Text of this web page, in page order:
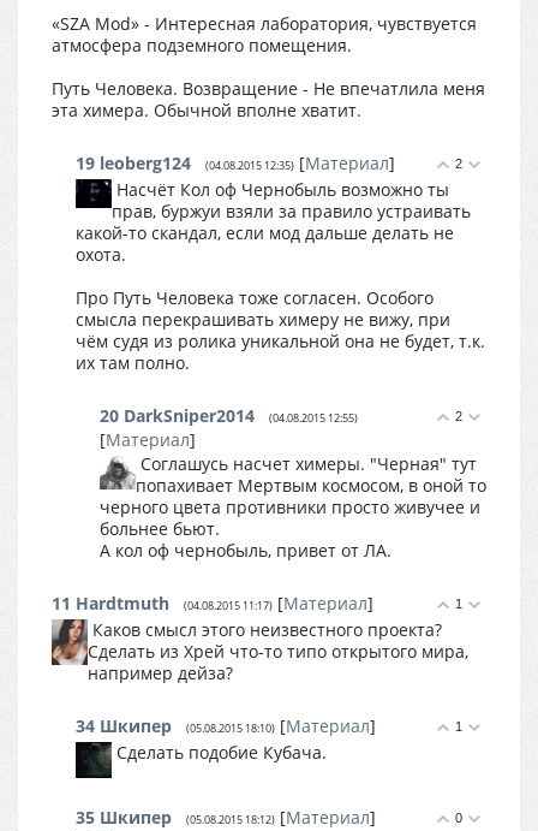
«SZA Mod» - Интересная лаборатория, чувствуется
атмосфера подземного помещения.
Путь Человека. Возвращение - Не впечатлила меня
эта химера. Обычной вполне хватит.
2
19 leoberg124 (04.08.2015 12:35) [Материал]
Насчёт Кол оф Чернобыль возможно ты
прав, буржуи взяли за правило устраивать
какой-то скандал, если мод дальше делать не
охота.
Про Путь Человека тоже согласен. Особого
смысла перекрашивать химеру не вижу, при
чём судя из ролика уникальной она не будет, т.к.
их там полно.
2
20 DarkSniper2014 (04.08.2015 12:55)
[Материал]
Соглашусь насчет химеры. "Черная" тут
попахивает Мертвым космосом, в оной то
черного цвета противники просто живучее и
больнее бьют.
А кол оф чернобыль, привет от ЛА.
1
11 Hardtmuth (04.08.2015 11:17) [Материал]
Каков смысл этого неизвестного проекта?
Сделать из Хрей что-то типо открытого мира,
например дейза?
1
34 Шкипер (05.08.2015 18:10) [Материал]
Сделать подобие Кубача.
0
35 Шкипер (05.08.2015 18:12) [Материал]